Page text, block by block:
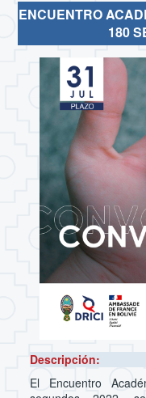
ENCUENTRO
180
Descripción:
El Encuentro